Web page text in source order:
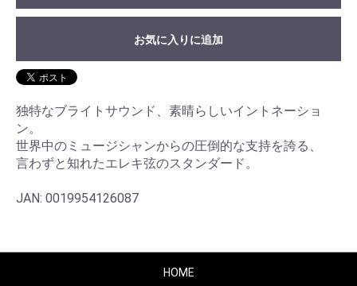
お気に入りに追加
独特なブライトサウンド、素晴らしいイントネーショ
ン。
世界中のミュージシャンからの圧倒的な支持を誇る、
言わずと知れたエレキ弦のスタンダード。
JAN: 0019954126087
HOME